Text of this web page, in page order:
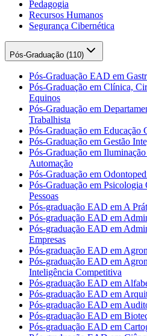
Pedagogia
Recursos Humanos
Segurança Cibernética
Pós-Graduação (110)
Pós-Graduação EAD em
Pós-Graduação em Clínica,
Equinos
Pós-Graduação em
Trabalhista
Pós-Graduação em Educação
Pós-Graduação em Gestão
Pós-Graduação em
Automação
Pós-Graduação em
Pós-Graduação em
Pessoas
Pós-graduação EAD em A
Pós-graduação EAD em
Pós-graduação EAD em
Empresas
Pós-graduação EAD em
Pós-graduação EAD em
Inteligência Competitiva
Pós-graduação EAD em
Pós-graduação EAD em
Pós-graduação EAD em
Pós-graduação EAD em
Pós-graduação EAD em